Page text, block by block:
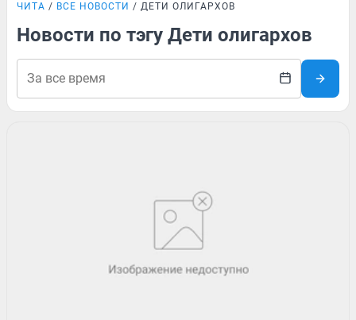
ЧИТА ВСЕ НОВОСТИ ДЕТИ ОЛИГАРХОВ
Новости по тэгу Дети олигархов